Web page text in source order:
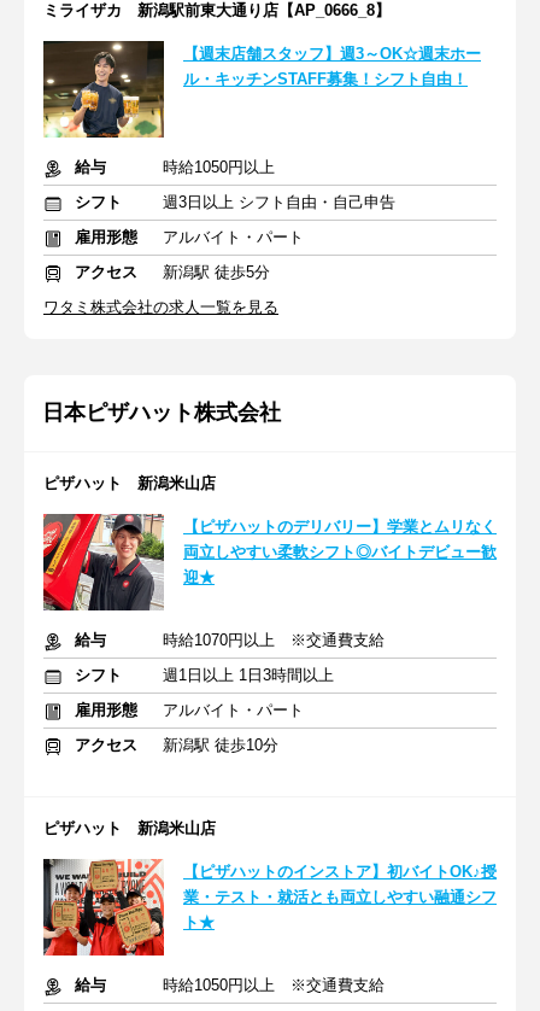
ミライザカ 新潟駅前東大通り店【AP_0666_8】
【週末店舗スタッフ】週3～OK☆週末ホー
ル・キッチンSTAFF募集！シフト自由！
給与
時給1050円以上
シフト
週3日以上 シフト自由・自己申告
雇用形態
アルバイト・パート
アクセス
新潟駅 徒歩5分
ワタミ株式会社の求人一覧を見る
日本ピザハット株式会社
ピザハット 新潟米山店
【ピザハットのデリバリー】学業とムリなく
両立しやすい柔軟シフト◎バイトデビュー歓
迎★
給与
時給1070円以上 ※交通費支給
シフト
週1日以上 1日3時間以上
雇用形態
アルバイト・パート
アクセス
新潟駅 徒歩10分
ピザハット 新潟米山店
【ピザハットのインストア】初バイトOK♪授
業・テスト・就活とも両立しやすい融通シフ
ト★
給与
時給1050円以上 ※交通費支給